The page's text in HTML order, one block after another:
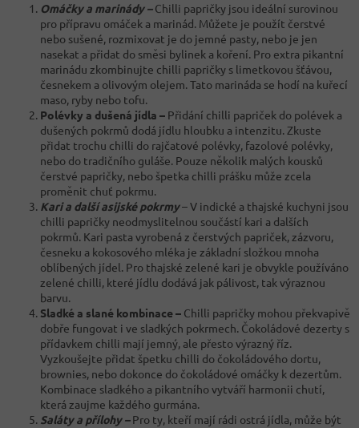
Omáčky a marinády – Chilli papričky jsou ideální surovinou
pro přípravu omáček a marinád. Můžete je použít čerstvé
nebo sušené, rozmixovat je do jemné pasty, nebo je jen
nasekat a přidat do směsi bylinek a koření. Pro extra pikantní
marinádu zkombinujte chilli papričky s limetkovou šťávou,
česnekem a olivovým olejem. Tato marináda se hodí na kuřecí
maso, ryby nebo tofu.
Polévky a dušená jídla – Přidání chilli papriček do polévek a
dušených pokrmů dodá jídlu hloubku a intenzitu. Zkuste
přidat trochu chilli do rajčatové polévky, fazolové polévky,
nebo do tradičního guláše. Pouze několik malých kousků
čerstvé papričky, nebo špetka chilli prášku může zcela
proměnit chuť pokrmu.
Kari a další asijské pokrmy– V indické a thajské kuchyni jsou
chilli papričky neodmyslitelnou součástí kari a dalších
pokrmů. Kari pasta vyrobená z čerstvých papriček, zázvoru,
česneku a kokosového mléka je základní složkou mnoha
oblíbených jídel. Pro thajské zelené kari je obvykle používáno
zelené chilli, které jídlu dodává jak pálivost, tak výraznou
barvu.
Sladké a slané kombinace – Chilli papričky mohou překvapivě
dobře fungovat i ve sladkých pokrmech. Čokoládové dezerty s
přídavkem chilli mají jemný, ale přesto výrazný říz.
Vyzkoušejte přidat špetku chilli do čokoládového dortu,
brownies, nebo dokonce do čokoládové omáčky k dezertům.
Kombinace sladkého a pikantního vytváří harmonii chutí,
která zaujme každého gurmána.
Saláty a přílohy –Pro ty, kteří mají rádi ostrá jídla, může být